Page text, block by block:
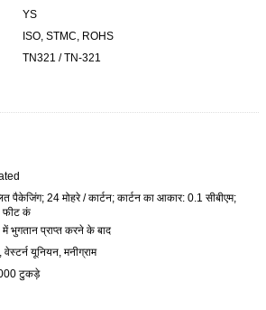
YS
ISO, STMC, ROHS
TN321 / TN-321
पैकेजिंग; 24 मोहरे / कार्टन; कार्टन का आकार: 0.1 सीबीएम;
फीट कं
में भुगतान प्राप्त करने के बाद
वेस्टर्न यूनियन, मनीग्राम
टुकड़े